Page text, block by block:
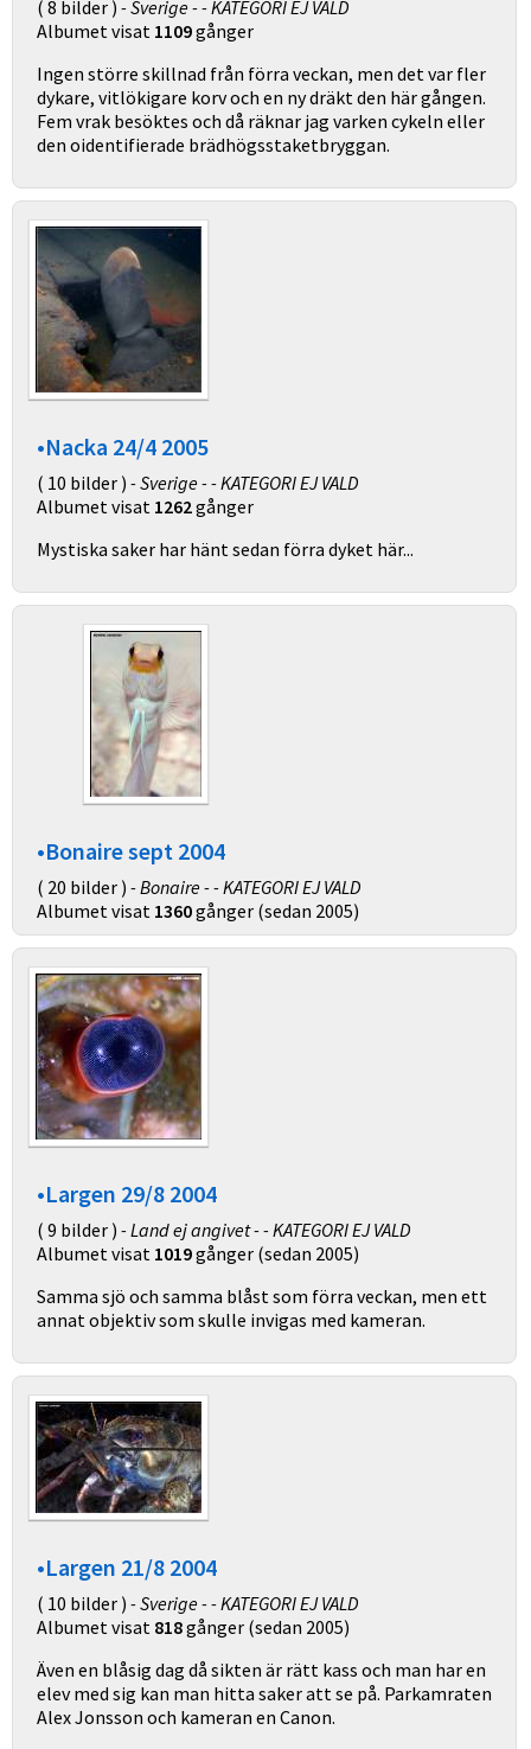
( 8 bilder ) - Sverige - - KATEGORI EJ VALD
Albumet visat 1109gånger
Ingen större skillnad från förra veckan, men det var fler
dykare, vitlökigare korv och en ny dräkt den här gången.
Fem vrak besöktes och då räknar jag varken cykeln eller
den oidentifierade brädhögsstaketbryggan.
•Nacka 24/4 2005
( 10 bilder ) - Sverige - - KATEGORI EJ VALD
Albumet visat 1262gånger
Mystiska saker har hänt sedan förra dyket här...
•Bonaire sept 2004
( 20 bilder ) - Bonaire - - KATEGORI EJ VALD
Albumet visat 1360gånger (sedan 2005)
•Largen 29/8 2004
( 9 bilder ) - Land ej angivet - - KATEGORI EJ VALD
Albumet visat 1019gånger (sedan 2005)
Samma sjö och samma blåst som förra veckan, men ett
annat objektiv som skulle invigas med kameran.
•Largen 21/8 2004
( 10 bilder ) - Sverige - - KATEGORI EJ VALD
Albumet visat 818gånger (sedan 2005)
Även en blåsig dag då sikten är rätt kass och man har en
elev med sig kan man hitta saker att se på. Parkamraten
Alex Jonsson och kameran en Canon.